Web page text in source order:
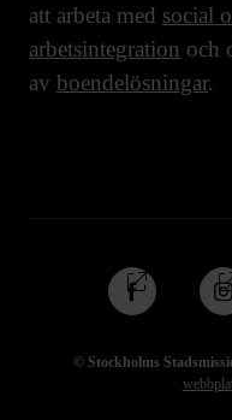
att arbeta med social
arbetsintegration och
av boendelösningar.
© Stockholms
Följ
oss
Facebook
oss